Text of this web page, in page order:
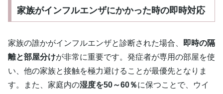
家族がインフルエンザにかかった時の即時対応
家族の誰かがインフルエンザと診断された場合、
即時の隔
離と部屋分けが非常に重要です。発症者が専用の部屋を使
い、他の家族と接触を極力避けることが最優先となりま
す。また、家庭内の湿度を50～60％に保つことで、ウイ